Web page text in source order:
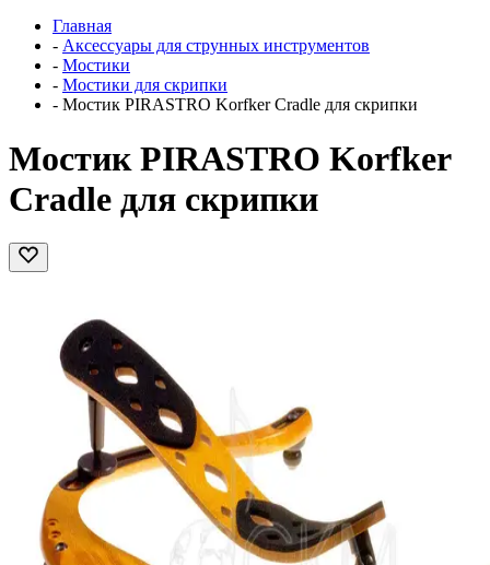
Главная
- Аксессуары для струнных инструментов
- Мостики
- Мостики для скрипки
- Мостик PIRASTRO Korfker Cradle для скрипки
Мостик PIRASTRO Korfker
Cradle для скрипки